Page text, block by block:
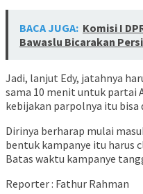
BACA JUGA: Komisi I
Bawaslu Bicarakan
Jadi, lanjut Edy, jatahnya
sama 10 menit untuk partai
kebijakan parpolnya itu bisa
Dirinya berharap mulai
bentuk kampanye itu harus
Batas waktu kampanye
Reporter : Fathur Rahman